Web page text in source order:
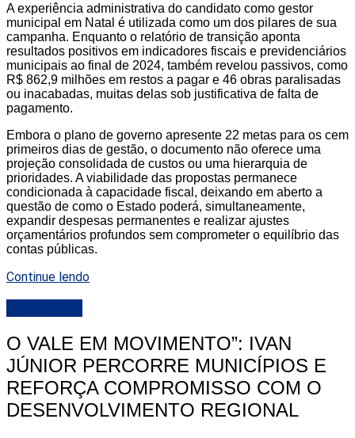
A experiência administrativa do candidato como gestor
municipal em Natal é utilizada como um dos pilares de sua
campanha. Enquanto o relatório de transição aponta
resultados positivos em indicadores fiscais e previdenciários
municipais ao final de 2024, também revelou passivos, como
R$ 862,9 milhões em restos a pagar e 46 obras paralisadas
ou inacabadas, muitas delas sob justificativa de falta de
pagamento.
Embora o plano de governo apresente 22 metas para os cem
primeiros dias de gestão, o documento não oferece uma
projeção consolidada de custos ou uma hierarquia de
prioridades. A viabilidade das propostas permanece
condicionada à capacidade fiscal, deixando em aberto a
questão de como o Estado poderá, simultaneamente,
expandir despesas permanentes e realizar ajustes
orçamentários profundos sem comprometer o equilíbrio das
contas públicas.
Continue lendo
O VALE EM MOVIMENTO”: IVAN
JÚNIOR PERCORRE MUNICÍPIOS E
REFORÇA COMPROMISSO COM O
DESENVOLVIMENTO REGIONAL